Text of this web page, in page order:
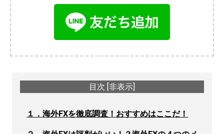
目次 非表示
１．海外FXを徹底調査！おすすめはここだ！